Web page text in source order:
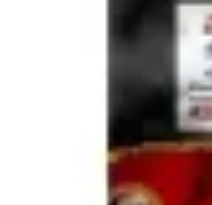
Astuces et Techniques
Astuces Rubik Cube